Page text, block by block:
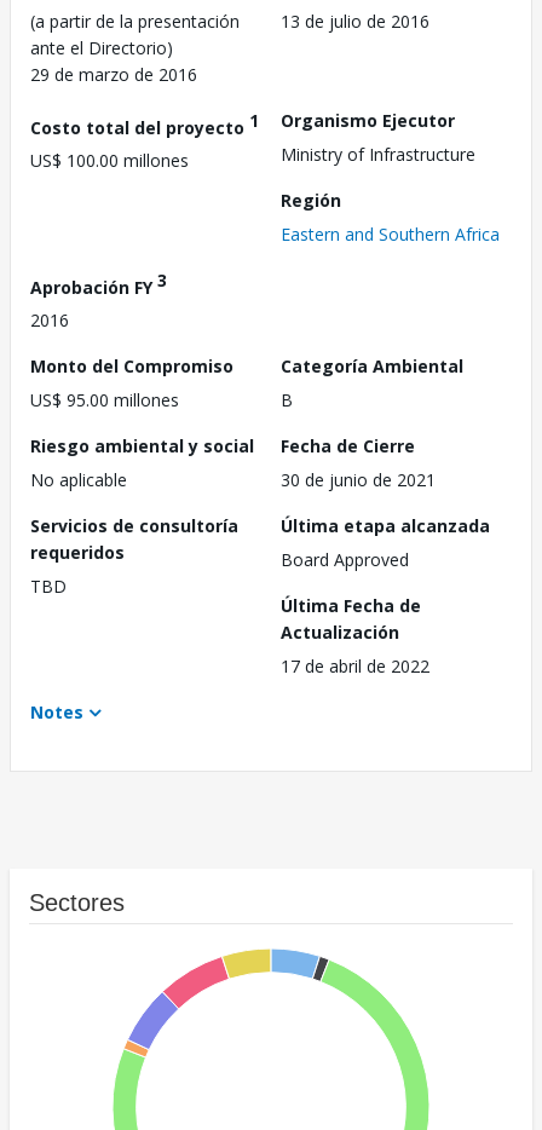
(a partir de la presentación
ante el Directorio)
29 de marzo de 2016
13 de julio de 2016
Costo total del proyecto 1
US$ 100.00 millones
Organismo Ejecutor
Ministry of Infrastructure
Región
Eastern and Southern Africa
Aprobación FY3
2016
Monto del Compromiso
US$ 95.00 millones
Categoría Ambiental
B
Riesgo ambiental y social
No aplicable
Fecha de Cierre
30 de junio de 2021
Servicios de consultoría
requeridos
TBD
Última etapa alcanzada
Board Approved
Última Fecha de
Actualización
17 de abril de 2022
Notes
Sectores